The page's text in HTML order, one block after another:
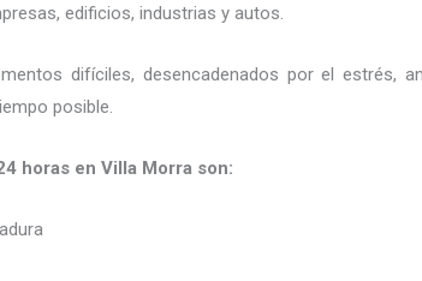
edificios, industrias y autos.
difíciles, desencadenados por el estrés,
posible.
horas en Villa Morra son: